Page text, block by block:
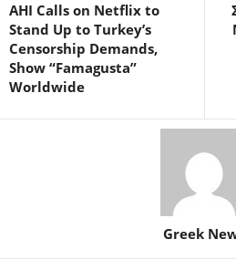
AHI Calls on Netflix to
Stand Up to Turkey’s
Censorship Demands,
Show “Famagusta”
Worldwide
Greek